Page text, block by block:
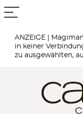
ANZEIGE |
in keiner
zu ausgewählten,